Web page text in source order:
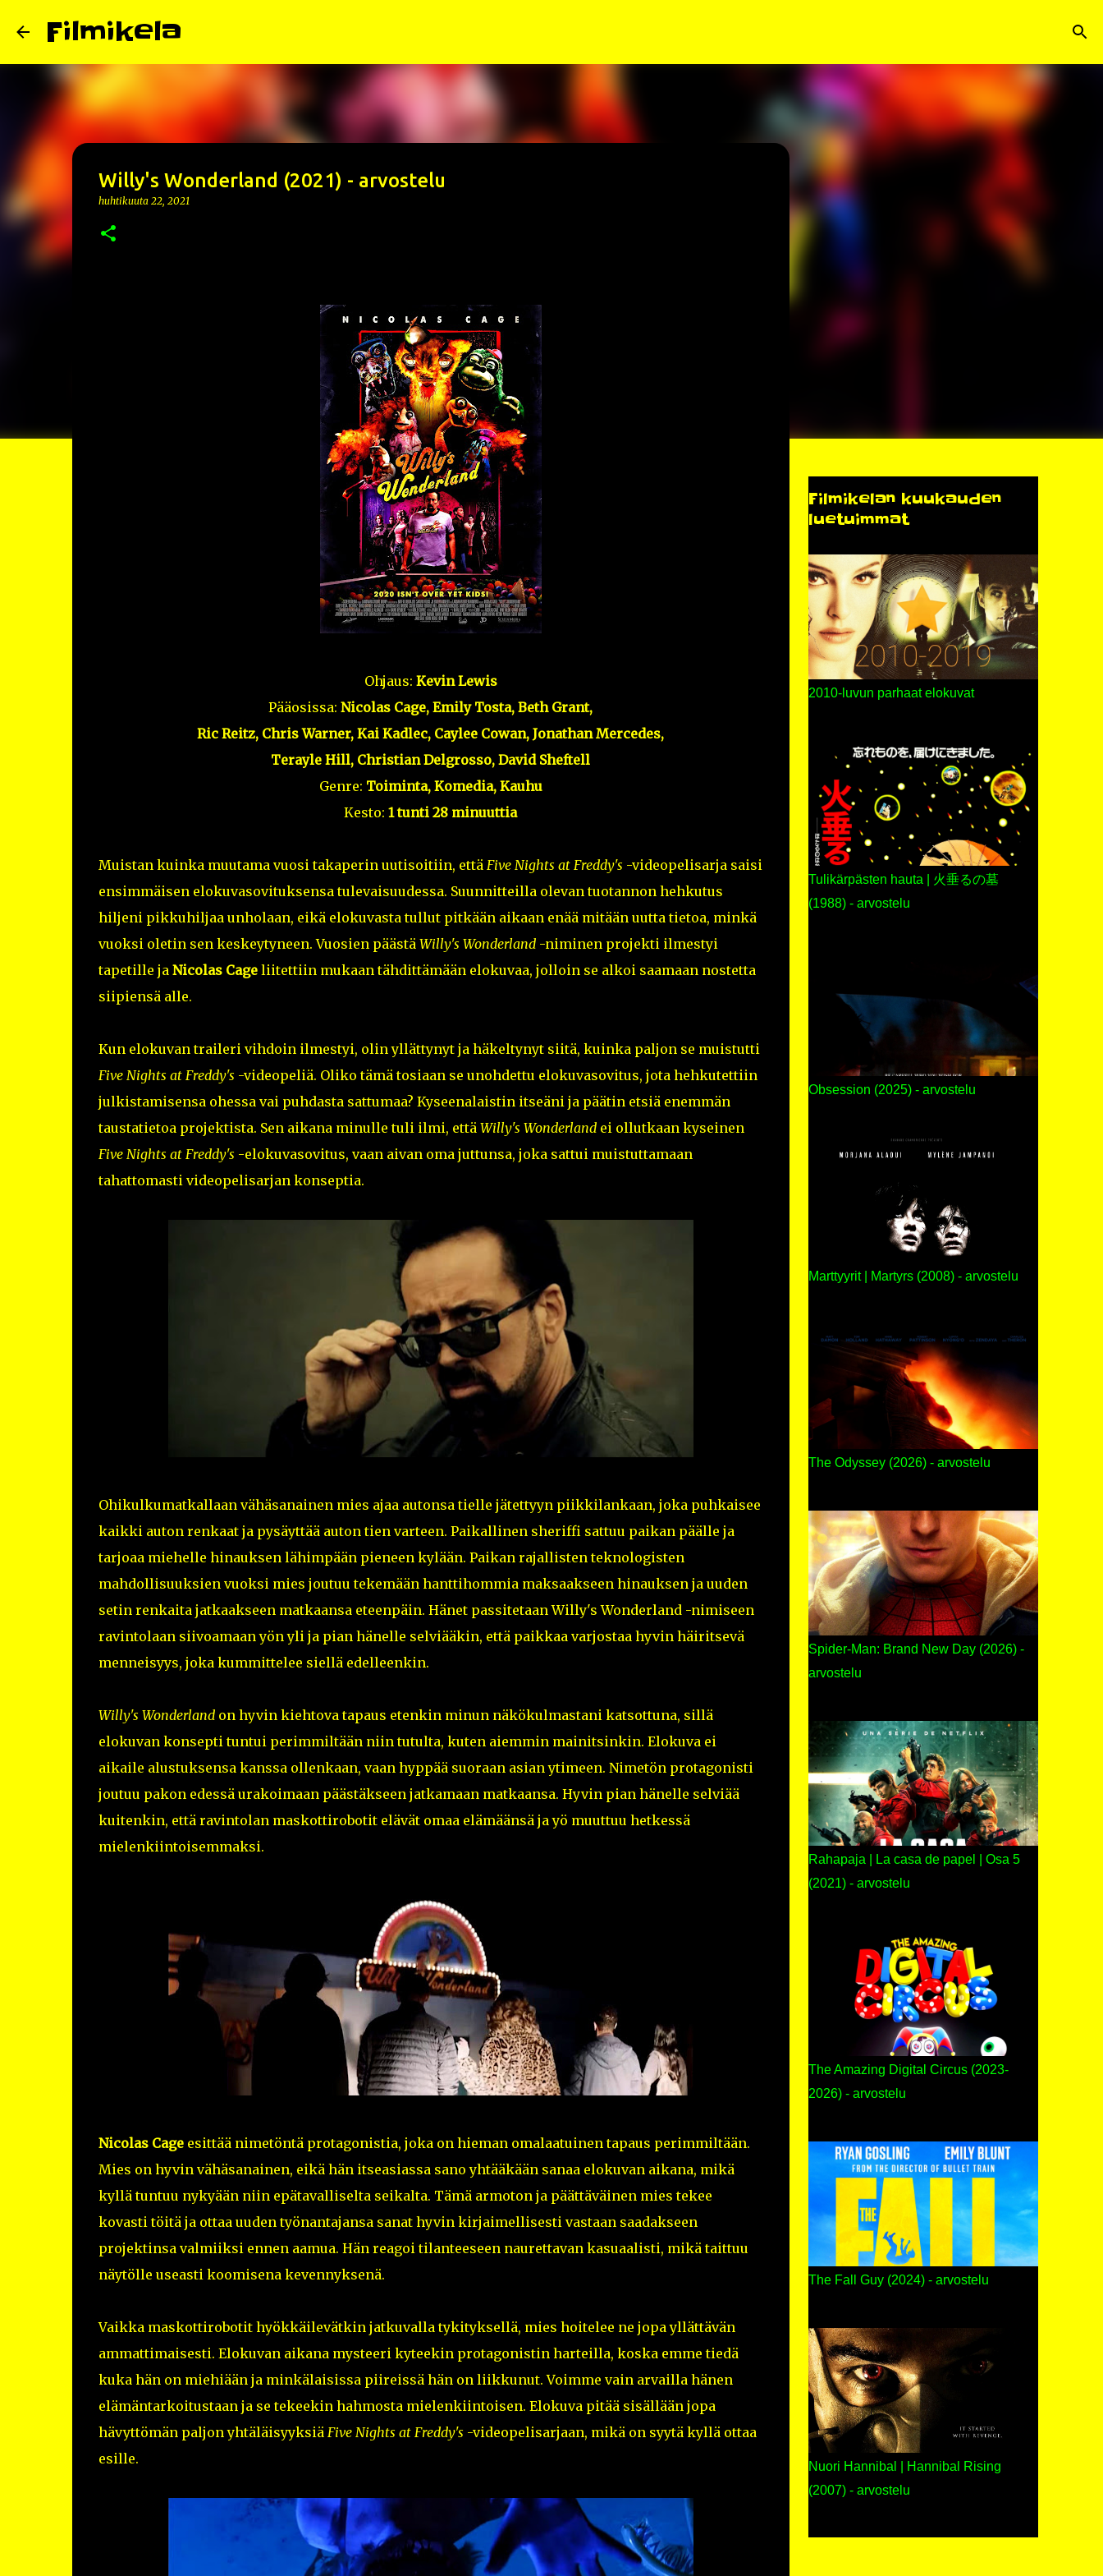
Filmikela
Willy's Wonderland (2021) - arvostelu
huhtikuuta 22, 2021
Ohjaus: Kevin Lewis
Pääosissa: Nicolas Cage, Emily Tosta, Beth Grant,
Ric Reitz, Chris Warner, Kai Kadlec, Caylee Cowan, Jonathan Mercedes,
Terayle Hill, Christian Delgrosso, David Sheftell
Genre: Toiminta, Komedia, Kauhu
Kesto: 1 tunti 28 minuuttia
Muistan kuinka muutama vuosi takaperin uutisoitiin, että Five Nights at Freddy's -videopelisarja saisi
ensimmäisen elokuvasovituksensa tulevaisuudessa. Suunnitteilla olevan tuotannon hehkutus
hiljeni pikkuhiljaa unholaan, eikä elokuvasta tullut pitkään aikaan enää mitään uutta tietoa, minkä
vuoksi oletin sen keskeytyneen. Vuosien päästä Willy's Wonderland-niminen projekti ilmestyi
tapetille ja Nicolas Cageliitettiin mukaan tähdittämään elokuvaa, jolloin se alkoi saamaan nostetta
siipiensä alle.
Kun elokuvan traileri vihdoin ilmestyi, olin yllättynyt ja häkeltynyt siitä, kuinka paljon se muistutti
Five Nights at Freddy's -videopeliä. Oliko tämä tosiaan se unohdettu elokuvasovitus, jota hehkutettiin
julkistamisensa ohessa vai puhdasta sattumaa? Kyseenalaistin itseäni ja päätin etsiä enemmän
taustatietoa projektista. Sen aikana minulle tuli ilmi, että Willy's Wonderlandei ollutkaan kyseinen
Five Nights at Freddy's -elokuvasovitus, vaan aivan oma juttunsa, joka sattui muistuttamaan
tahattomasti videopelisarjan konseptia.
Ohikulkumatkallaan vähäsanainen mies ajaa autonsa tielle jätettyyn piikkilankaan, joka puhkaisee
kaikki auton renkaat ja pysäyttää auton tien varteen. Paikallinen sheriffi sattuu paikan päälle ja
tarjoaa miehelle hinauksen lähimpään pieneen kylään. Paikan rajallisten teknologisten
mahdollisuuksien vuoksi mies joutuu tekemään hanttihommia maksaakseen hinauksen ja uuden
setin renkaita jatkaakseen matkaansa eteenpäin. Hänet passitetaan Willy's Wonderland -nimiseen
ravintolaan siivoamaan yön yli ja pian hänelle selviääkin, että paikkaa varjostaa hyvin häiritsevä
menneisyys, joka kummittelee siellä edelleenkin.
Willy's Wonderlandon hyvin kiehtova tapaus etenkin minun näkökulmastani katsottuna, sillä
elokuvan konsepti tuntui perimmiltään niin tutulta, kuten aiemmin mainitsinkin. Elokuva ei
aikaile alustuksensa kanssa ollenkaan, vaan hyppää suoraan asian ytimeen. Nimetön protagonisti
joutuu pakon edessä urakoimaan päästäkseen jatkamaan matkaansa. Hyvin pian hänelle selviää
kuitenkin, että ravintolan maskottirobotit elävät omaa elämäänsä ja yö muuttuu hetkessä
mielenkiintoisemmaksi.
Nicolas Cageesittää nimetöntä protagonistia, joka on hieman omalaatuinen tapaus perimmiltään.
Mies on hyvin vähäsanainen, eikä hän itseasiassa sano yhtääkään sanaa elokuvan aikana, mikä
kyllä tuntuu nykyään niin epätavalliselta seikalta. Tämä armoton ja päättäväinen mies tekee
kovasti töitä ja ottaa uuden työnantajansa sanat hyvin kirjaimellisesti vastaan saadakseen
projektinsa valmiiksi ennen aamua. Hän reagoi tilanteeseen naurettavan kasuaalisti, mikä taittuu
näytölle useasti koomisena kevennyksenä.
Vaikka maskottirobotit hyökkäilevätkin jatkuvalla tykityksellä, mies hoitelee ne jopa yllättävän
ammattimaisesti. Elokuvan aikana mysteeri kyteekin protagonistin harteilla, koska emme tiedä
kuka hän on miehiään ja minkälaisissa piireissä hän on liikkunut. Voimme vain arvailla hänen
elämäntarkoitustaan ja se tekeekin hahmosta mielenkiintoisen. Elokuva pitää sisällään jopa
hävyttömän paljon yhtäläisyyksiä Five Nights at Freddy's -videopelisarjaan, mikä on syytä kyllä ottaa
esille.
Filmikelan kuukauden
luetuimmat
2010-luvun parhaat elokuvat
Tulikärpästen hauta | 火垂るの墓
(1988) - arvostelu
Obsession (2025) - arvostelu
Marttyyrit | Martyrs (2008) - arvostelu
The Odyssey (2026) - arvostelu
Spider-Man: Brand New Day (2026) -
arvostelu
Rahapaja | La casa de papel | Osa 5
(2021) - arvostelu
The Amazing Digital Circus (2023-
2026) - arvostelu
The Fall Guy (2024) - arvostelu
Nuori Hannibal | Hannibal Rising
(2007) - arvostelu